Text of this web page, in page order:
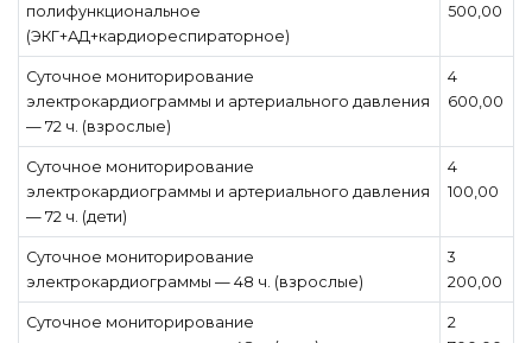
полифункциональное
(ЭКГ+АД+кардиореспираторное)
500,00
Суточное мониторирование
электрокардиограммы и артериального давления
— 72 ч. (взрослые)
4
600,00
Суточное мониторирование
электрокардиограммы и артериального давления
— 72 ч. (дети)
4
100,00
Суточное мониторирование
электрокардиограммы — 48 ч. (взрослые)
3
200,00
Суточное мониторирование
2